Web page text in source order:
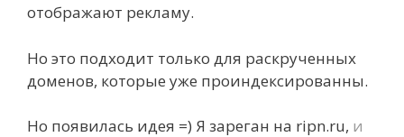
отображают рекламу.
Но это подходит только для раскрученных
доменов, которые уже проиндексированны.
Но появилась идея =) Я зареган на ripn.ru, и